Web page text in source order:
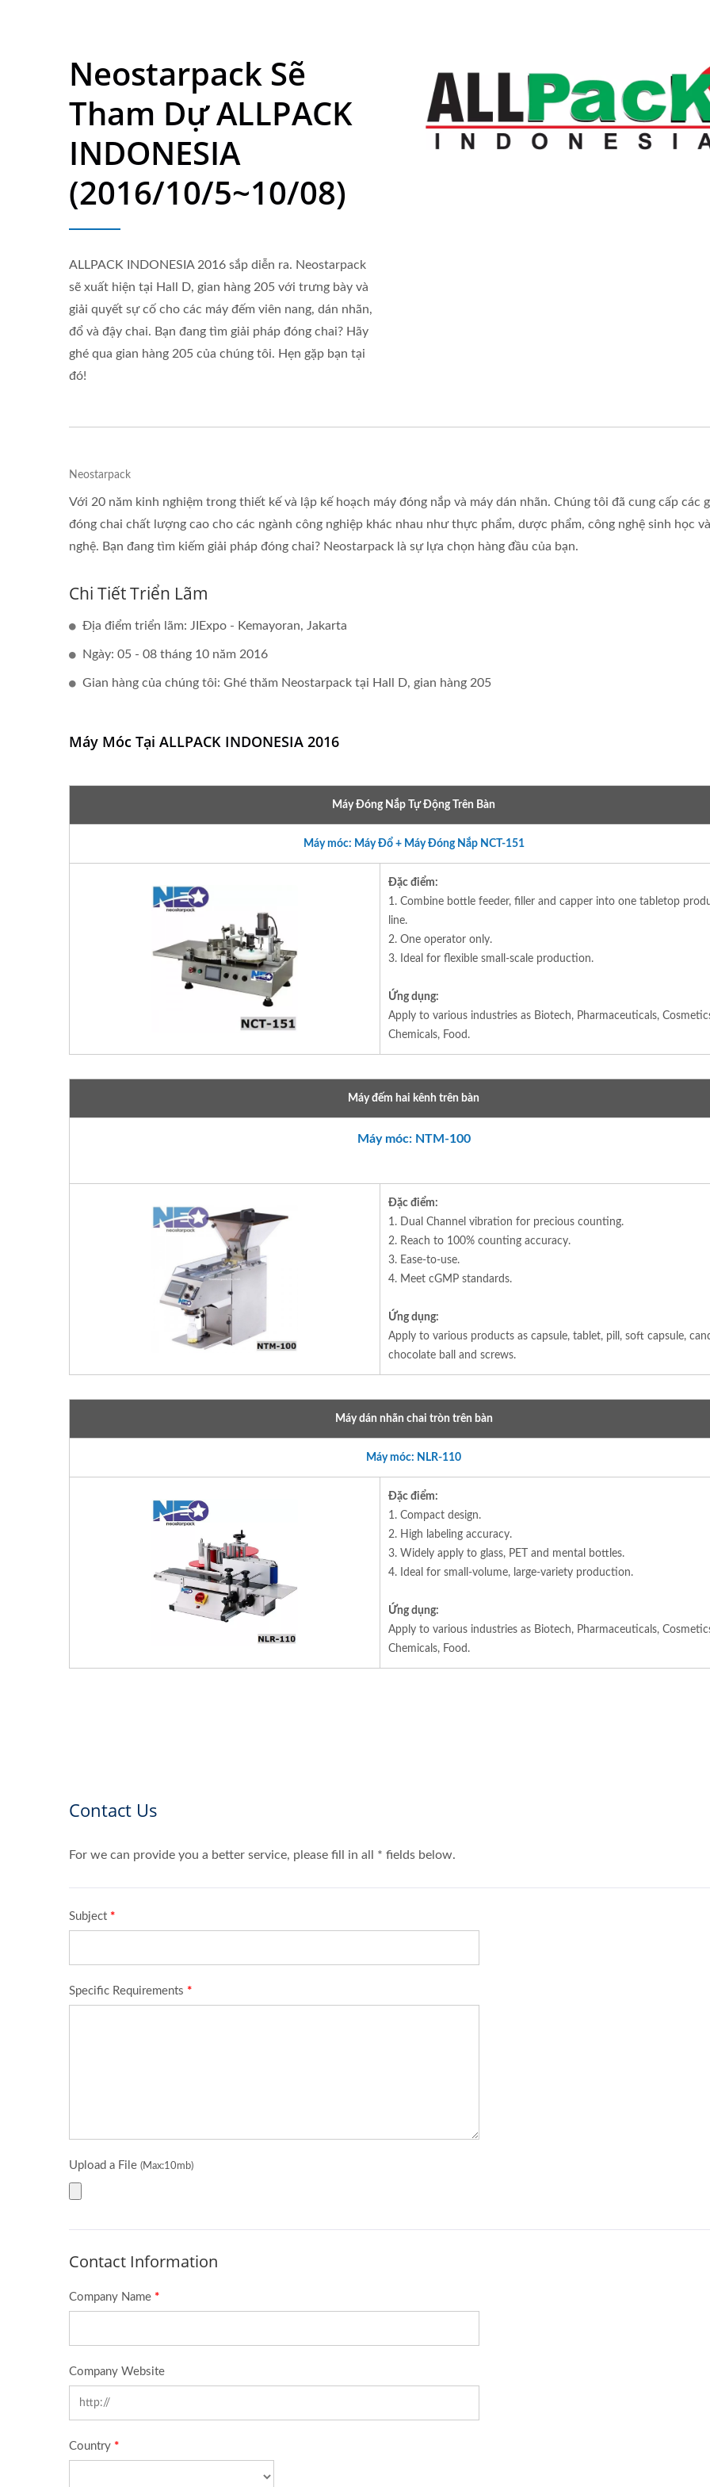
Neostarpack Sẽ
Tham Dự ALLPACK
INDONESIA
(2016/10/5~10/08)
ALLPACK INDONESIA 2016 sắp diễn ra. Neostarpack
sẽ xuất hiện tại Hall D, gian hàng 205 với trưng bày và
giải quyết sự cố cho các máy đếm viên nang, dán nhãn,
đổ và đậy chai. Bạn đang tìm giải pháp đóng chai? Hãy
ghé qua gian hàng 205 của chúng tôi. Hẹn gặp bạn tại
đó!
Neostarpack
Với 20 năm kinh nghiệm trong thiết kế và lập kế hoạch máy đóng nắp và máy dán nhãn. Chúng tôi đã cung cấp các
đóng chai chất lượng cao cho các ngành công nghiệp khác nhau như thực phẩm, dược phẩm, công nghệ sinh học
nghệ. Bạn đang tìm kiếm giải pháp đóng chai? Neostarpack là sự lựa chọn hàng đầu của bạn.
Chi Tiết Triển Lãm
Địa điểm triển lãm: JIExpo - Kemayoran, Jakarta
Ngày: 05 - 08 tháng 10 năm 2016
Gian hàng của chúng tôi: Ghé thăm Neostarpack tại Hall D, gian hàng 205
Máy Móc Tại ALLPACK INDONESIA 2016
Máy Đóng Nắp Tự Động Trên Bàn
Máy móc: Máy Đổ + Máy Đóng Nắp NCT-151
Đặc điểm:
1. Combine bottle feeder, filler and capper into one tabletop
line.
2. One operator only.
3. Ideal for flexible small-scale production.
Ứng dụng:
Apply to various industries as Biotech, Pharmaceuticals,
Chemicals, Food.
Máy đếm hai kênh trên bàn
Máy móc: NTM-100
Đặc điểm:
1. Dual Channel vibration for precious counting.
2. Reach to 100% counting accuracy.
3. Ease-to-use.
4. Meet cGMP standards.
Ứng dụng:
Apply to various products as capsule, tablet, pill, soft capsule,
chocolate ball and screws.
Máy dán nhãn chai tròn trên bàn
Máy móc: NLR-110
Đặc điểm:
1. Compact design.
2. High labeling accuracy.
3. Widely apply to glass, PET and mental bottles.
4. Ideal for small-volume, large-variety production.
Ứng dụng:
Apply to various industries as Biotech, Pharmaceuticals,
Chemicals, Food.
Dây Chuyền Đóng Gói Trên
Máy Dán Nhãn Trên Bàn